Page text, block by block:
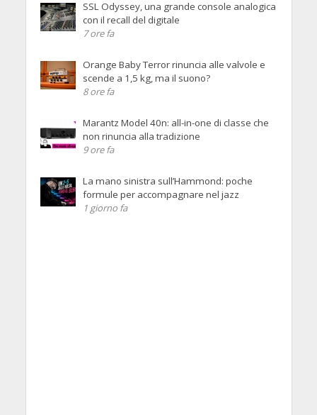
SSL Odyssey, una grande console analogica
con il recall del digitale
7 ore fa
Orange Baby Terror rinuncia alle valvole e
scende a 1,5 kg, ma il suono?
8 ore fa
Marantz Model 40n: all-in-one di classe che
non rinuncia alla tradizione
9 ore fa
La mano sinistra sull’Hammond: poche
formule per accompagnare nel jazz
1 giorno fa